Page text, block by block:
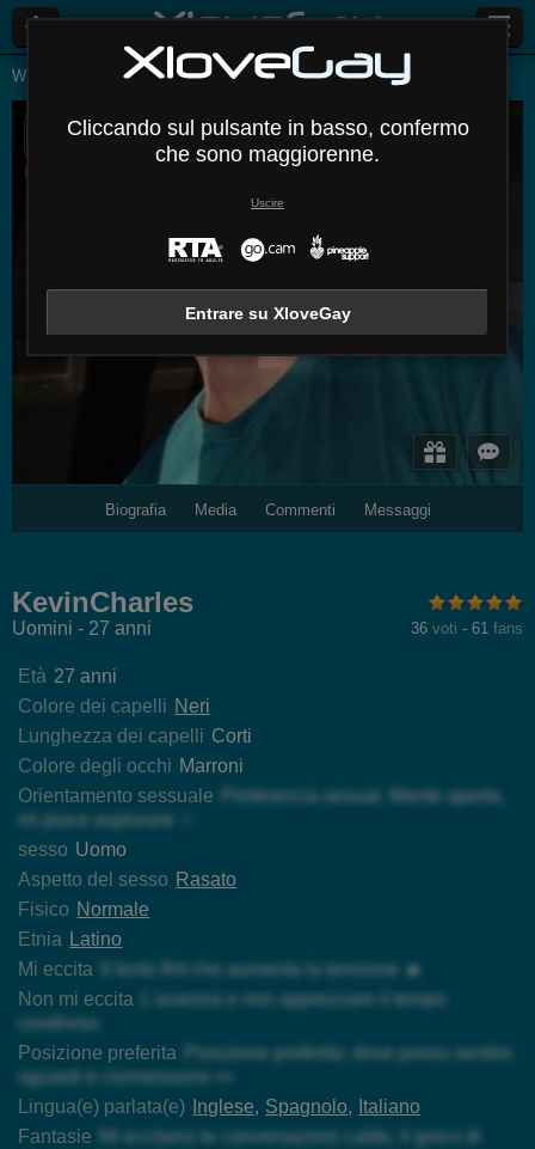
Webcam Live Uomini Kevincharles
KevinCharles
Disconnesso
Biografia Media Commenti Messaggi
36 voti - 61 fans
KevinCharles
Uomini - 27 anni
Età 27 anni
Colore dei capelli Neri
Lunghezza dei capelli Corti
Colore degli occhi Marroni
Orientamento sessuale
Preferencia sexual: Mente aperta,
mi piace esplorare ✨
sesso Uomo
Aspetto del sesso Rasato
Fisico Normale
Etnia Latino
Mi eccita
Il lento flirt che aumenta la tensione 🔥
Non mi eccita
L'avarizia e non apprezzare il tempo
condiviso
Posizione preferita
Posizione preferita: dove posso sentire
sguardi e connessione 👀
Lingua(e) parlata(e)
Inglese Spagnolo
Italiano
Fantasie
Mi eccitano le conversazioni calde, il gioco di
Cliccando sul pulsante in basso, confermo
che sono maggiorenne.
Uscire
Entrare su XloveGay